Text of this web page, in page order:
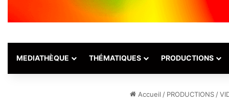
MEDIATHÈQUE THÉMATIQUES PRODUCTIONS
Accueil / PRODUCTIONS /